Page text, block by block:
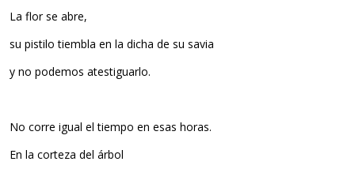
La flor se abre,
su pistilo tiembla en la dicha de su savia
y no podemos atestiguarlo.
No corre igual el tiempo en esas horas.
En la corteza del árbol